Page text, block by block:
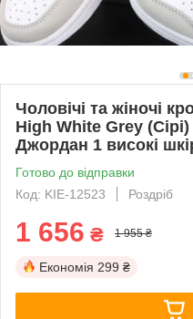
Чоловічі та жіночі
High White Grey
Джордан 1 високі
Готово до відправки
Код: KIE-12523
Роздріб
1 656 ₴ 1 955 ₴
Економія 299 ₴